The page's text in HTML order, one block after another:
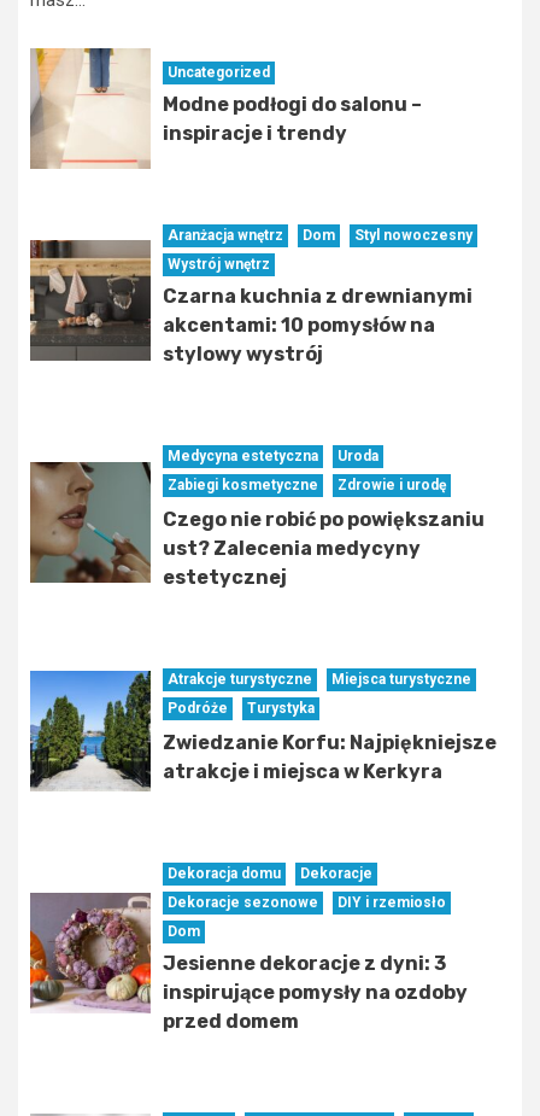
Uncategorized
Modne podłogi do salonu –
inspiracje i trendy
Aranżacja wnętrz Dom
Styl nowoczesny
Wystrój wnętrz
Czarna kuchnia z drewnianymi
akcentami: 10 pomysłów na
stylowy wystrój
Medycyna estetyczna
Uroda
Zabiegi kosmetyczne
Zdrowie i urodę
Czego nie robić po powiększaniu
ust? Zalecenia medycyny
estetycznej
Atrakcje turystyczne
Miejsca turystyczne
Podróże
Turystyka
Zwiedzanie Korfu: Najpiękniejsze
atrakcje i miejsca w Kerkyra
Dekoracja domu
Dekoracje
Dekoracje sezonowe
DIY i rzemiosło
Dom
Jesienne dekoracje z dyni: 3
inspirujące pomysły na ozdoby
przed domem